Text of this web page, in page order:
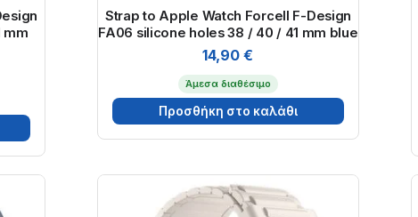
mm
Strap to Apple Watch Forcell F-Design
FA06 silicone holes 38 / 40 / 41 mm blue
14,90€
Άμεσα διαθέσιμο
Προσθήκη στο καλάθι